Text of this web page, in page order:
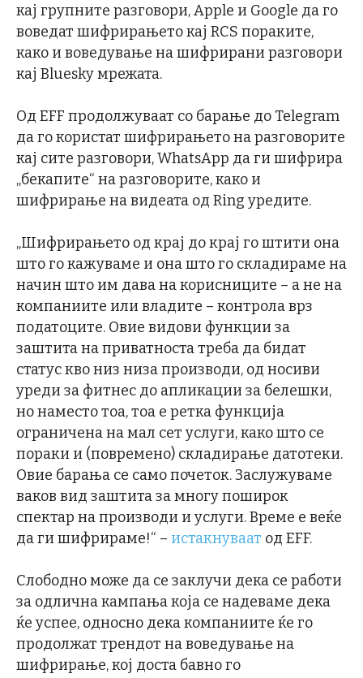
кај групните разговори, Apple и Google да го
воведат шифрирањето кај RCS пораките,
како и воведување на шифрирани разговори
кај Bluesky мрежата.
Од EFF продолжуваат со барање до Telegram
да го користат шифрирањето на разговорите
кај сите разговори, WhatsApp да ги шифрира
„бекапите“ на разговорите, како и
шифрирање на видеата од Ring уредите.
„Шифрирањето од крај до крај го штити она
што го кажуваме и она што го складираме на
начин што им дава на корисниците – а не на
компаниите или владите – контрола врз
податоците. Овие видови функции за
заштита на приватноста треба да бидат
статус кво низ низа производи, од носиви
уреди за фитнес до апликации за белешки,
но наместо тоа, тоа е ретка функција
ограничена на мал сет услуги, како што се
пораки и (повремено) складирање датотеки.
Овие барања се само почеток. Заслужуваме
ваков вид заштита за многу поширок
спектар на производи и услуги. Време е веќе
да ги шифрираме!“ – истакнуваат од EFF.
Слободно може да се заклучи дека се работи
за одлична кампања која се надеваме дека
ќе успее, односно дека компаниите ќе го
продолжат трендот на воведување на
шифрирање, кој доста бавно го